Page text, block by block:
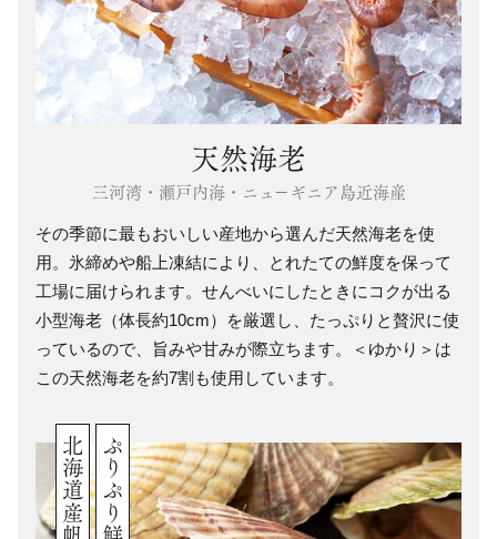
天然海老
三河湾・瀬戸内海・ニューギニア島近海産
その季節に最もおいしい産地から選んだ天然海老を使
用。氷締めや船上凍結により、とれたての鮮度を保って
工場に届けられます。せんべいにしたときにコクが出る
小型海老（体長約10cm）を厳選し、たっぷりと贅沢に使
っているので、旨みや甘みが際立ちます。＜ゆかり＞は
この天然海老を約7割も使用しています。
北海道産帆立